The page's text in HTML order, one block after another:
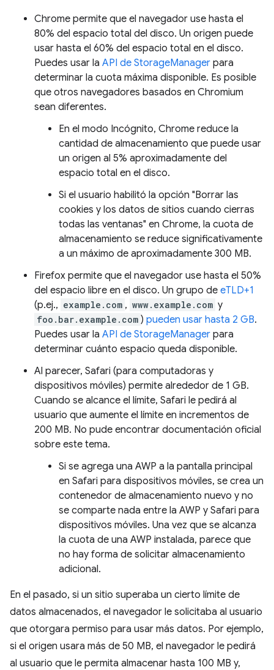
Chrome permite que el navegador use hasta el
80% del espacio total del disco. Un origen puede
usar hasta el 60% del espacio total en el disco.
Puedes usar la API de StorageManager para
determinar la cuota máxima disponible. Es posible
que otros navegadores basados en Chromium
sean diferentes.
En el modo Incógnito, Chrome reduce la
cantidad de almacenamiento que puede usar
un origen al 5% aproximadamente del
espacio total en el disco.
Si el usuario habilitó la opción "Borrar las
cookies y los datos de sitios cuando cierras
todas las ventanas" en Chrome, la cuota de
almacenamiento se reduce significativamente
a un máximo de aproximadamente 300 MB.
Firefox permite que el navegador use hasta el 50%
del espacio libre en el disco. Un grupo de eTLD+1
(p.ej., example.com , www.example.com y
foo.bar.example.com ) pueden usar hasta 2 GB.
Puedes usar la API de StorageManager para
determinar cuánto espacio queda disponible.
Al parecer, Safari (para computadoras y
dispositivos móviles) permite alrededor de 1 GB.
Cuando se alcance el límite, Safari le pedirá al
usuario que aumente el límite en incrementos de
200 MB. No pude encontrar documentación oficial
sobre este tema.
Si se agrega una AWP a la pantalla principal
en Safari para dispositivos móviles, se crea un
contenedor de almacenamiento nuevo y no
se comparte nada entre la AWP y Safari para
dispositivos móviles. Una vez que se alcanza
la cuota de una AWP instalada, parece que
no hay forma de solicitar almacenamiento
adicional.
En el pasado, si un sitio superaba un cierto límite de
datos almacenados, el navegador le solicitaba al usuario
que otorgara permiso para usar más datos. Por ejemplo,
si el origen usara más de 50 MB, el navegador le pedirá
al usuario que le permita almacenar hasta 100 MB y,